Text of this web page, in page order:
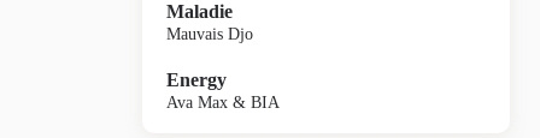
Maladie
Mauvais Djo
Energy
Ava Max & BIA